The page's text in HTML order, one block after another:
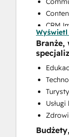
CRM
CRM
Email
Full
Paid
Sales
Social
Video
Wyświetl